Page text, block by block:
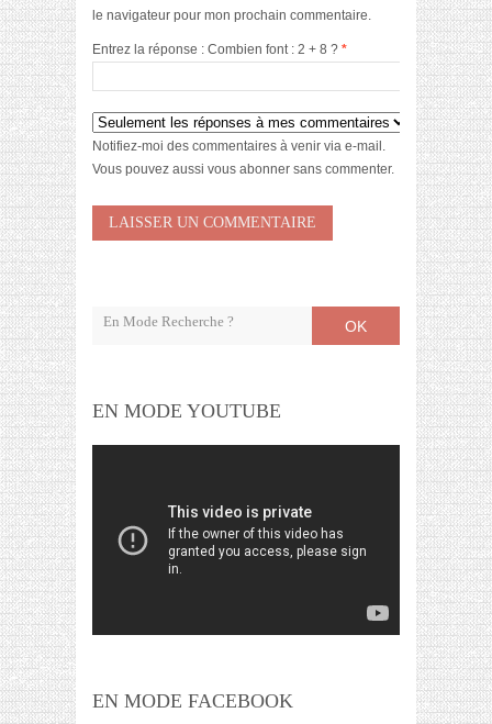
le navigateur pour mon prochain commentaire.
Entrez la réponse : Combien font : 2 + 8 ? *
Notifiez-moi des commentaires à venir via e-mail.
Vous pouvez aussi vous abonner sans commenter.
OK
EN MODE YOUTUBE
EN MODE FACEBOOK